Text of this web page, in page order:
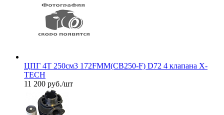
ЦПГ 4Т 250см3 172FMM(CB250-F) D72 4 клапана X-
TECH
11 200 руб./шт